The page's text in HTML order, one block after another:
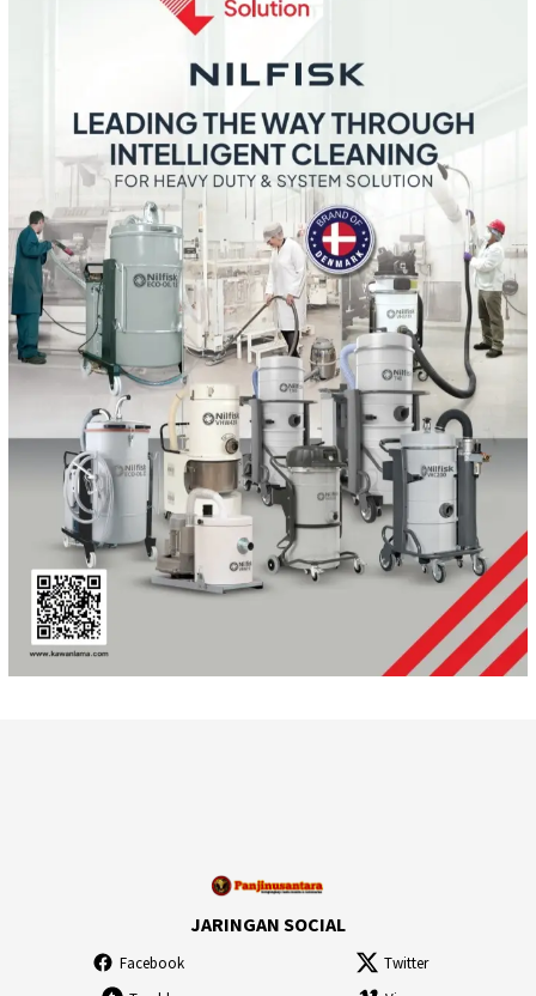
JARINGAN SOCIAL
Facebook
Twitter